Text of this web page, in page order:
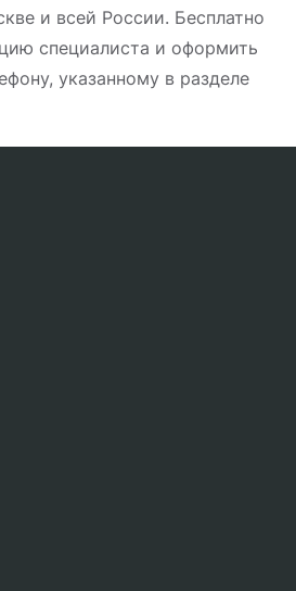
и всей России. Бесплатно
специалиста и оформить
указанному в разделе